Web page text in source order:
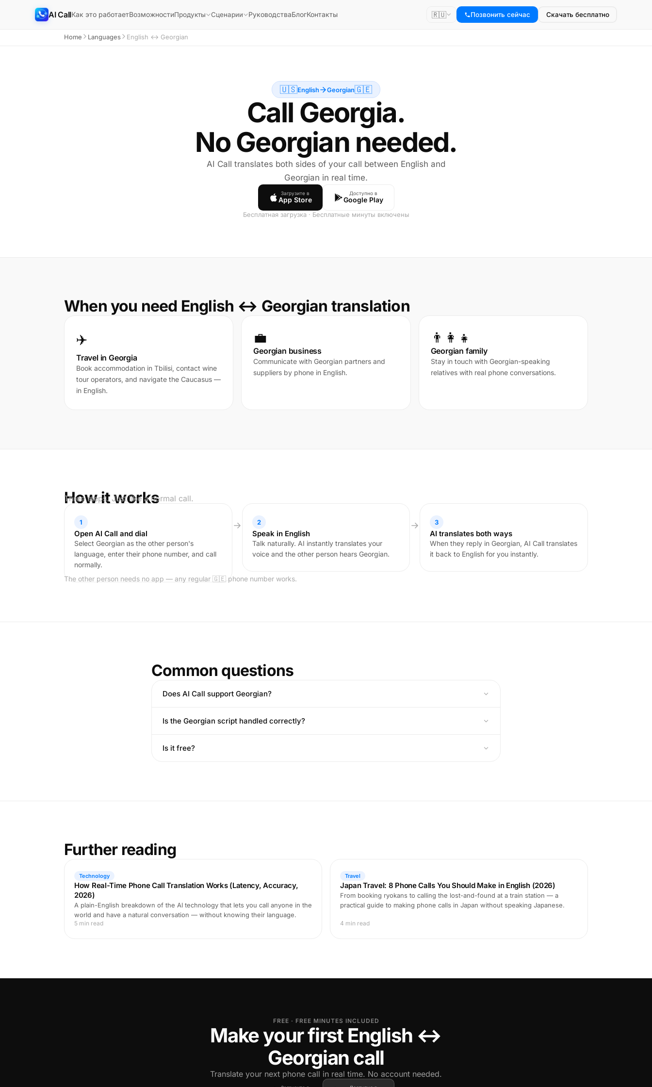
AI CallКак это работаетВозможностиПродукты Сценарии РуководстваБлогКонтакты 🇷🇺 Позвонить сейчас Скачать бесплатно
Home Languages English ↔ Georgian
🇺🇸English Georgian🇬🇪
Call Georgia.
No Georgian needed.
AI Call translates both sides of your call between English and
Georgian in real time.
Загрузите в
App Store
Доступно в
Google Play
Бесплатная загрузка · Бесплатные минуты включены
When you need English ↔ Georgian translation
✈️
Travel in Georgia
Book accommodation in Tbilisi, contact wine
tour operators, and navigate the Caucasus —
in English.
💼
Georgian business
Communicate with Georgian partners and
suppliers by phone in English.
👨‍👩‍👧
Georgian family
Stay in touch with Georgian-speaking
relatives with real phone conversations.
How it works
Three steps. Just like a normal call.
1
Open AI Call and dial
Select Georgian as the other person's
language, enter their phone number, and call
normally.
2
Speak in English
Talk naturally. AI instantly translates your
voice and the other person hears Georgian.
3
AI translates both ways
When they reply in Georgian, AI Call translates
it back to English for you instantly.
The other person needs no app — any regular 🇬🇪 phone number works.
Common questions
Does AI Call support Georgian?
Is the Georgian script handled correctly?
Is it free?
Further reading
Technology
How Real-Time Phone Call Translation Works (Latency, Accuracy,
2026)
A plain-English breakdown of the AI technology that lets you call anyone in the
world and have a natural conversation — without knowing their language.
5 min read
Travel
Japan Travel: 8 Phone Calls You Should Make in English (2026)
From booking ryokans to calling the lost-and-found at a train station — a
practical guide to making phone calls in Japan without speaking Japanese.
4 min read
FREE · FREE MINUTES INCLUDED
Make your first English ↔
Georgian call
Translate your next phone call in real time. No account needed.